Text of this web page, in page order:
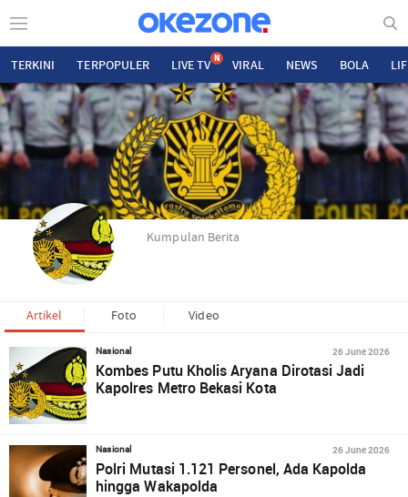
TERKINI TERPOPULER LIVE TV N VIRAL NEWS BOLA
Kumpulan Berita
Artikel Foto Video
Nasional 26 June 2026
Kombes Putu Kholis Aryana Dirotasi Jadi
Kapolres Metro Bekasi Kota
Nasional 26 June 2026
Polri Mutasi 1.121 Personel, Ada Kapolda
hingga Wakapolda